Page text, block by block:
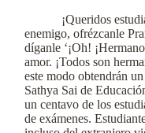
¡Queridos
enemigo, ofrézcanle
díganle ‘¡Oh!
amor. ¡Todos son
este modo obtendrán
Sathya Sai de
un centavo de los
de exámenes.